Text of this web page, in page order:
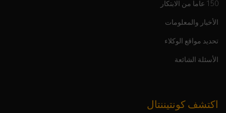
150 عاما من الابتكار
الأخبار والمعلومات
تحديد مواقع الوكلاء
الأسئلة الشائعة
اكتشف كونتيننتال